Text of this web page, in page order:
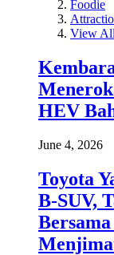
Foodie
View All
HEV
June 4, 2026
Toyota
B-SUV,